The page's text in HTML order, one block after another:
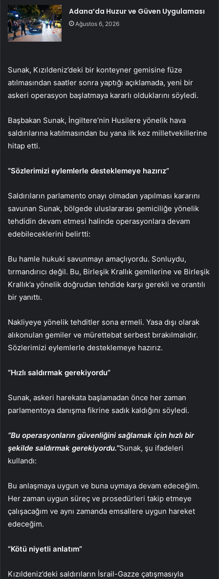
Adana’da Huzur ve Güven Uygulaması
Ağustos 6, 2026
Sunak, Kızıldeniz’deki bir konteyner gemisine füze
atılmasından saatler sonra yaptığı açıklamada, yeni bir
askeri operasyon başlatmaya kararlı olduklarını söyledi.
Başbakan Sunak, İngiltere’nin Husilere yönelik hava
saldırılarına katılmasından bu yana ilk kez milletvekillerine
hitap etti.
“Sözlerimizi eylemlerle desteklemeye hazırız”
Saldırıların parlamento onayı olmadan yapılması kararını
savunan Sunak, bölgede uluslararası gemiciliğe yönelik
tehdidin devam etmesi halinde operasyonlara devam
edebileceklerini belirtti:
Bu hamle hukuki savunmayı amaçlıyordu. Sonluydu,
tırmandırıcı değil. Bu, Birleşik Krallık gemilerine ve Birleşik
Krallık’a yönelik doğrudan tehdide karşı gerekli ve orantılı
bir yanıttı.
Nakliyeye yönelik tehditler sona ermeli. Yasa dışı olarak
alıkonulan gemiler ve mürettebat serbest bırakılmalıdır.
Sözlerimizi eylemlerle desteklemeye hazırız.
“Hızlı saldırmak gerekiyordu”
Sunak, askeri harekata başlamadan önce her zaman
parlamentoya danışma fikrine sadık kaldığını söyledi.
“Bu operasyonların güvenliğini sağlamak için hızlı bir
şekilde saldırmak gerekiyordu.”Sunak, şu ifadeleri
kullandı:
Bu anlaşmaya uygun ve buna uymaya devam edeceğim.
Her zaman uygun süreç ve prosedürleri takip etmeye
çalışacağım ve aynı zamanda emsallere uygun hareket
edeceğim.
“Kötü niyetli anlatım”
Kızıldeniz’deki saldırıların İsrail-Gazze çatışmasıyla